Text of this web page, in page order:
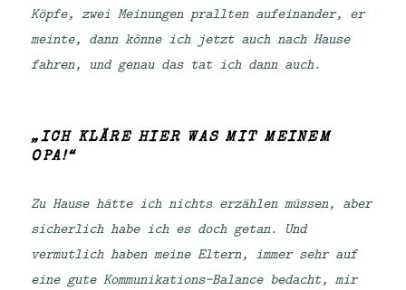
Köpfe, zwei Meinungen prallten aufeinander, er
meinte, dann könne ich jetzt auch nach Hause
fahren, und genau das tat ich dann auch.
„ICH KLÄRE HIER WAS MIT MEINEM
OPA!“
Zu Hause hätte ich nichts erzählen müssen, aber
sicherlich habe ich es doch getan. Und
vermutlich haben meine Eltern, immer sehr auf
eine gute Kommunikations-Balance bedacht, mir